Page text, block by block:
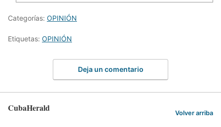
Categorías: OPINIÓN
Etiquetas: OPINIÓN
Deja un comentario
CubaHerald Volver arriba